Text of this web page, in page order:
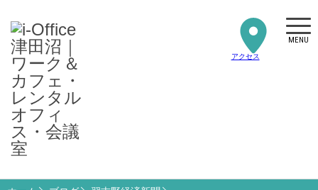
アクセス
MENU